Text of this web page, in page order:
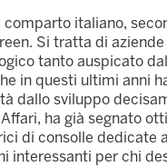
comparto italiano,
Si tratta di
tanto auspicato
in questi ultimi anni
dallo sviluppo
ha già segnato
di consolle dedicate
interessanti per chi